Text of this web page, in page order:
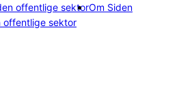
offentlige sektorOm Siden
offentlige sektor